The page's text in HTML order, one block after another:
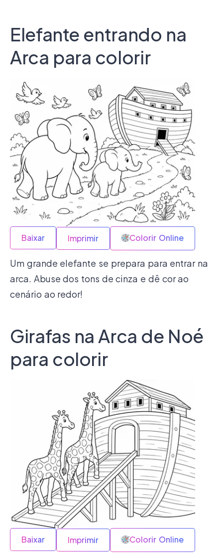
Elefante entrando na
Arca para colorir
Baixar Imprimir Colorir Online
Um grande elefante se prepara para entrar na
arca. Abuse dos tons de cinza e dê cor ao
cenário ao redor!
Girafas na Arca de Noé
para colorir
Baixar Imprimir Colorir Online